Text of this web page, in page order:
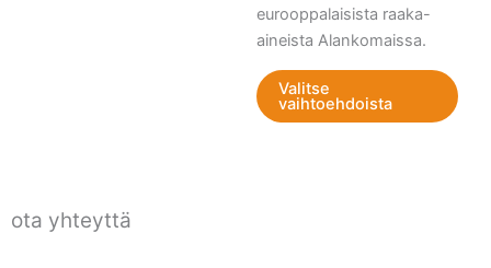
eurooppalaisista raaka-
aineista Alankomaissa.
Valitse
vaihtoehdoista
ota yhteyttä